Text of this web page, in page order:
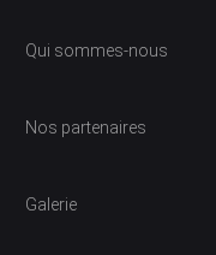
Qui sommes-nous
Nos partenaires
Galerie